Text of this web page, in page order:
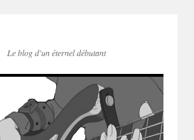
Le blog d'un éternel débutant